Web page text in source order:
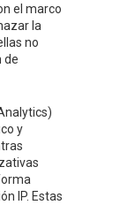
el marco
la
no
de
y
IP. Estas